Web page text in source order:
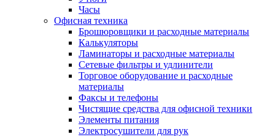
Часы
Офисная техника
Брошюровщики и расходные материалы
Калькуляторы
Ламинаторы и расходные материалы
Сетевые фильтры и удлинители
Торговое оборудование и расходные
материалы
Факсы и телефоны
Чистящие средства для офисной техники
Элементы питания
Электросушители для рук